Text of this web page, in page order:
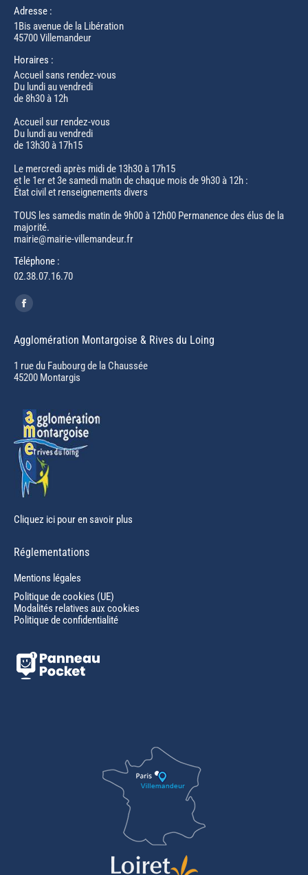
Adresse :
1Bis avenue de la Libération
45700 Villemandeur
Horaires :
Accueil sans rendez-vous
Du lundi au vendredi
de 8h30 à 12h
Accueil sur rendez-vous
Du lundi au vendredi
de 13h30 à 17h15
Le mercredi après midi de 13h30 à 17h15
et le 1er et 3e samedi matin de chaque mois de 9h30 à 12h :
État civil et renseignements divers
TOUS les samedis matin de 9h00 à 12h00 Permanence des élus de la
majorité.
mairie@mairie-villemandeur.fr
Téléphone :
02.38.07.16.70
Trouvez nous sur :
Facebook
opens
in
new
Agglomération Montargoise & Rives du Loing
1 rue du Faubourg de la Chaussée
45200 Montargis
Cliquez ici pour en savoir plus
Réglementations
Mentions légales
Politique de cookies (UE)
Modalités relatives aux cookies
Politique de confidentialité